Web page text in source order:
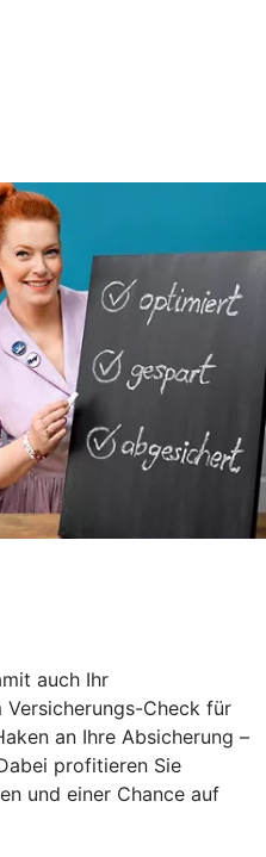
auch Ihr
Check für
an Ihre Absicherung –
profitieren Sie
und einer Chance auf